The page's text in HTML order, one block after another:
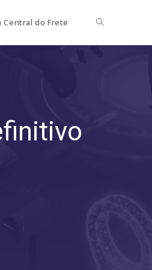
Central do Frete Toggle